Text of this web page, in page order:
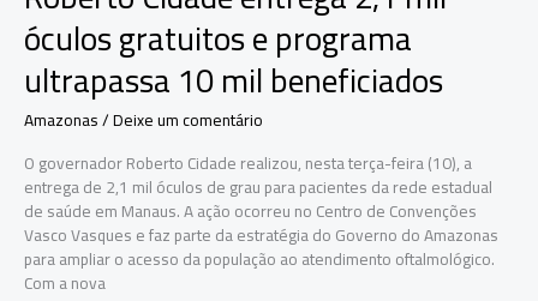
óculos gratuitos e programa
ultrapassa 10 mil beneficiados
Amazonas/Deixe um comentário
O governador Roberto Cidade realizou, nesta terça-feira (10), a
entrega de 2,1 mil óculos de grau para pacientes da rede estadual
de saúde em Manaus. A ação ocorreu no Centro de Convenções
Vasco Vasques e faz parte da estratégia do Governo do Amazonas
para ampliar o acesso da população ao atendimento oftalmológico.
Com a nova